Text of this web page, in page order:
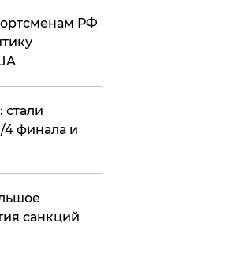
РФ
стали
4 финала и
санкций